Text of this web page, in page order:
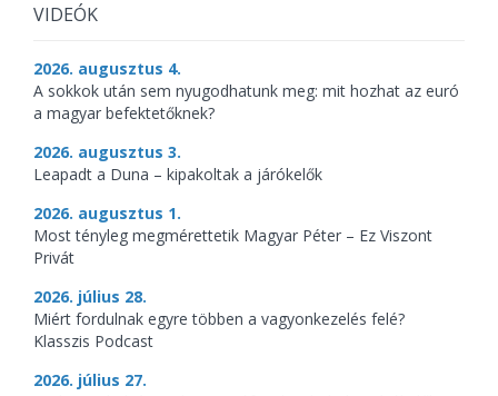
VIDEÓK
2026. augusztus 4.
A sokkok után sem nyugodhatunk meg: mit hozhat az euró
a magyar befektetőknek?
2026. augusztus 3.
Leapadt a Duna – kipakoltak a járókelők
2026. augusztus 1.
Most tényleg megmérettetik Magyar Péter – Ez Viszont
Privát
2026. július 28.
Miért fordulnak egyre többen a vagyonkezelés felé?
Klasszis Podcast
2026. július 27.